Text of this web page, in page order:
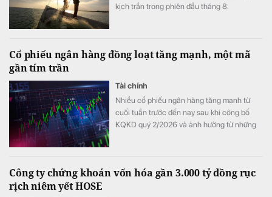
kịch trần trong phiên đầu tháng 8.
Cổ phiếu ngân hàng đồng loạt tăng mạnh, một mã
gần tím trần
Tài chính
Nhiều cổ phiếu ngân hàng tăng mạnh từ
cuối tuần trước đến nay sau khi công bố
KQKD quý 2/2026 và ảnh hưởng từ những
Công ty chứng khoán vốn hóa gần 3.000 tỷ đồng rục
rịch niêm yết HOSE